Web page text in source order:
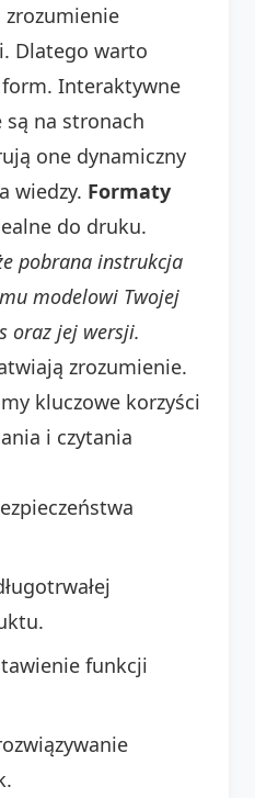
zrozumienie
Dlatego warto
Interaktywne
na stronach
one dynamiczny
wiedzy. Formaty
do druku.
pobrana instrukcja
modelowi Twojej
oraz jej wersji.
zrozumienie.
kluczowe korzyści
i czytania
funkcji